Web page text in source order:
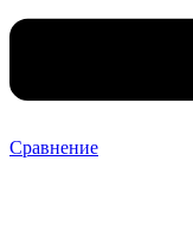
Сравнение